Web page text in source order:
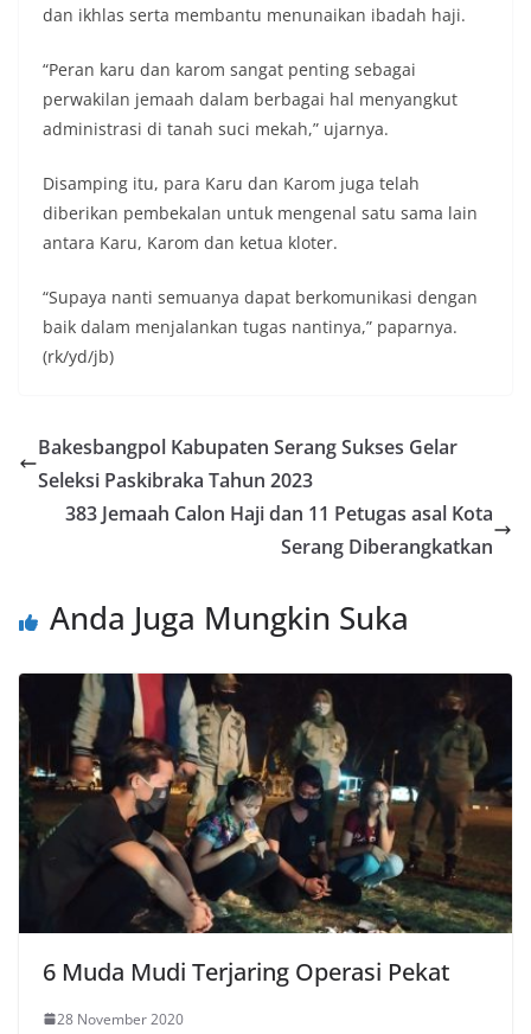
dan ikhlas serta membantu menunaikan ibadah haji.
“Peran karu dan karom sangat penting sebagai
perwakilan jemaah dalam berbagai hal menyangkut
administrasi di tanah suci mekah,” ujarnya.
Disamping itu, para Karu dan Karom juga telah
diberikan pembekalan untuk mengenal satu sama lain
antara Karu, Karom dan ketua kloter.
“Supaya nanti semuanya dapat berkomunikasi dengan
baik dalam menjalankan tugas nantinya,” paparnya.
(rk/yd/jb)
Bakesbangpol Kabupaten Serang Sukses Gelar
Seleksi Paskibraka Tahun 2023
383 Jemaah Calon Haji dan 11 Petugas asal Kota
Serang Diberangkatkan
Anda Juga Mungkin Suka
6 Muda Mudi Terjaring Operasi Pekat
28 November 2020